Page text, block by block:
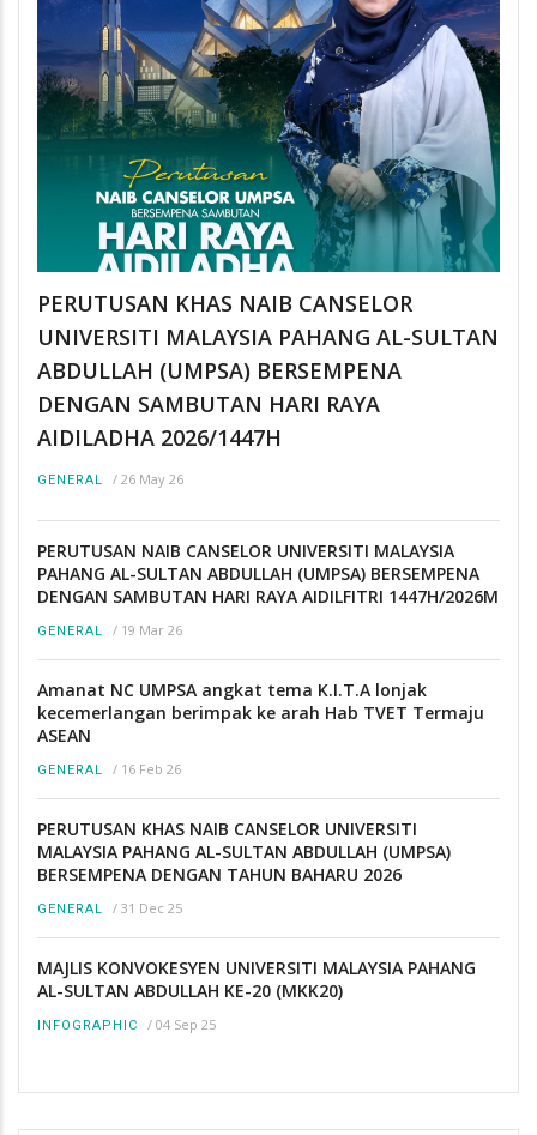
PERUTUSAN KHAS NAIB CANSELOR
UNIVERSITI MALAYSIA PAHANG AL-SULTAN
ABDULLAH (UMPSA) BERSEMPENA
DENGAN SAMBUTAN HARI RAYA
AIDILADHA 2026/1447H
GENERAL / 26 May 26
PERUTUSAN NAIB CANSELOR UNIVERSITI MALAYSIA
PAHANG AL-SULTAN ABDULLAH (UMPSA) BERSEMPENA
DENGAN SAMBUTAN HARI RAYA AIDILFITRI 1447H/2026M
GENERAL / 19 Mar 26
Amanat NC UMPSA angkat tema K.I.T.A lonjak
kecemerlangan berimpak ke arah Hab TVET Termaju
ASEAN
GENERAL / 16 Feb 26
PERUTUSAN KHAS NAIB CANSELOR UNIVERSITI
MALAYSIA PAHANG AL-SULTAN ABDULLAH (UMPSA)
BERSEMPENA DENGAN TAHUN BAHARU 2026
GENERAL / 31 Dec 25
MAJLIS KONVOKESYEN UNIVERSITI MALAYSIA PAHANG
AL-SULTAN ABDULLAH KE-20 (MKK20)
INFOGRAPHIC / 04 Sep 25